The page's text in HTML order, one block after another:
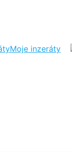
Moje inzeráty